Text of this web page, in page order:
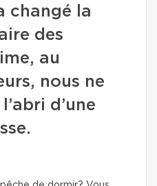
changé la
des
au
nous ne
d’une